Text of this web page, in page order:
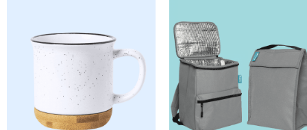
variaties.
Deze
gekozen